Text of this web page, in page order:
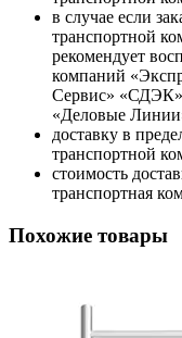
в случае если
транспортной
рекомендует
компаний
Сервис»
«Деловые
доставку в
транспортной
стоимость
транспортная
Похожие товары